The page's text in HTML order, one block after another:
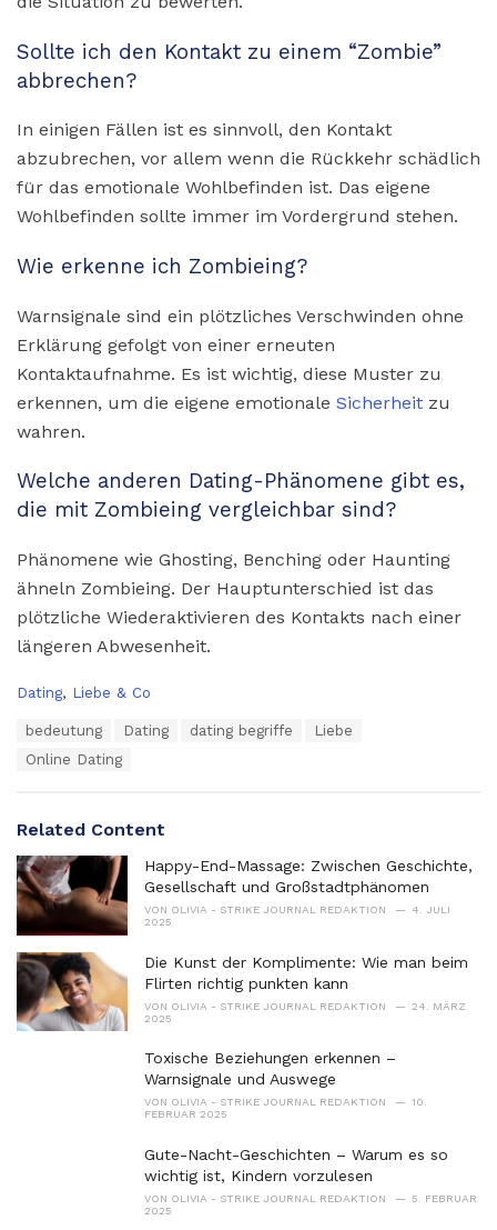
Sollte ich den Kontakt zu einem “Zombie”
abbrechen?
In einigen Fällen ist es sinnvoll, den Kontakt
abzubrechen, vor allem wenn die Rückkehr schädlich
für das emotionale Wohlbefinden ist. Das eigene
Wohlbefinden sollte immer im Vordergrund stehen.
Wie erkenne ich Zombieing?
Warnsignale sind ein plötzliches Verschwinden ohne
Erklärung gefolgt von einer erneuten
Kontaktaufnahme. Es ist wichtig, diese Muster zu
erkennen, um die eigene emotionale Sicherheit zu
wahren.
Welche anderen Dating-Phänomene gibt es,
die mit Zombieing vergleichbar sind?
Phänomene wie Ghosting, Benching oder Haunting
ähneln Zombieing. Der Hauptunterschied ist das
plötzliche Wiederaktivieren des Kontakts nach einer
längeren Abwesenheit.
C
i
e
s
:
Dating, Liebe & Co
bedeutung Dating dating begriffe
Liebe
Online Dating
Related Content
Happy-End-Massage: Zwischen Geschichte,
Gesellschaft und Großstadtphänomen
VON OLIVIA - STRIKE JOURNAL REDAKTION
4. JULI
2025
Die Kunst der Komplimente: Wie man beim
Flirten richtig punkten kann
VON OLIVIA - STRIKE JOURNAL REDAKTION
24. MÄRZ
2025
Toxische Beziehungen erkennen –
Warnsignale und Auswege
VON OLIVIA - STRIKE JOURNAL REDAKTION
10.
FEBRUAR 2025
Gute-Nacht-Geschichten – Warum es so
wichtig ist, Kindern vorzulesen
VON OLIVIA - STRIKE JOURNAL REDAKTION
5. FEBRUAR
2025